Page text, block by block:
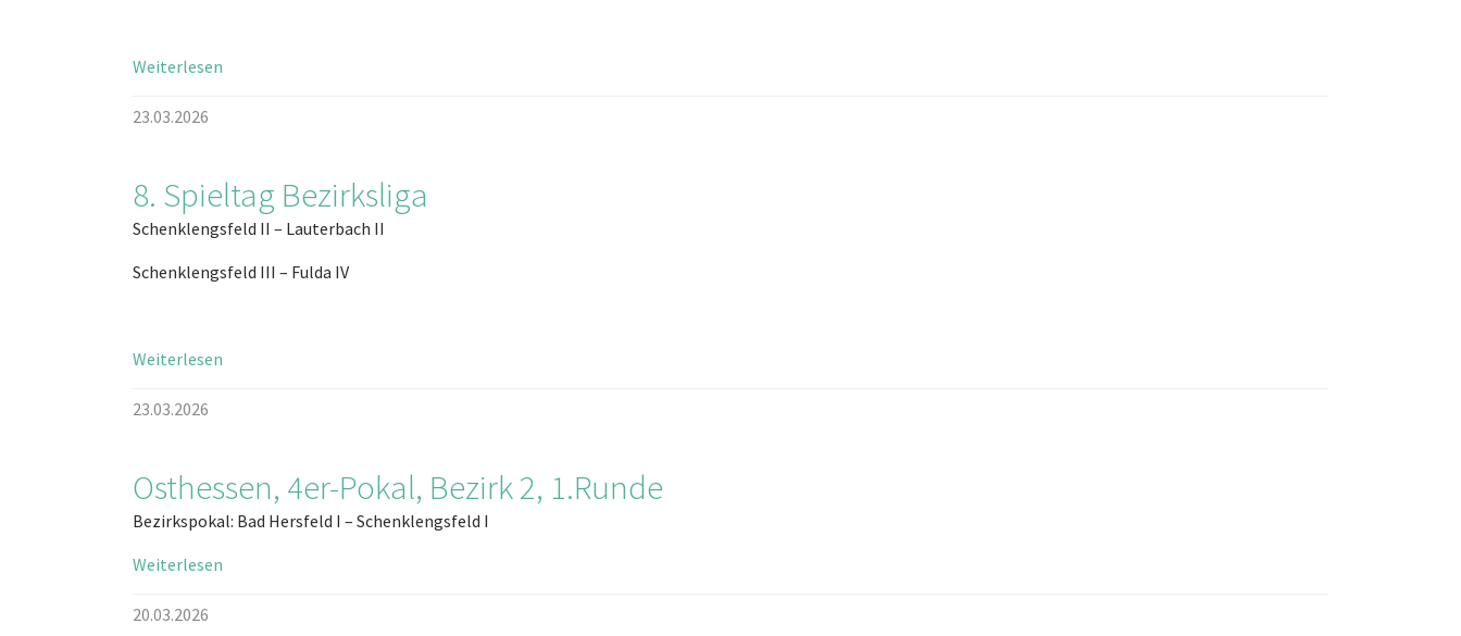
Weiterlesen
23.03.2026
8. Spieltag Bezirksliga
Schenklengsfeld II – Lauterbach II
Schenklengsfeld III – Fulda IV
Weiterlesen
23.03.2026
Osthessen, 4er-Pokal, Bezirk 2, 1.Runde
Bezirkspokal: Bad Hersfeld I – Schenklengsfeld I
Weiterlesen
20.03.2026